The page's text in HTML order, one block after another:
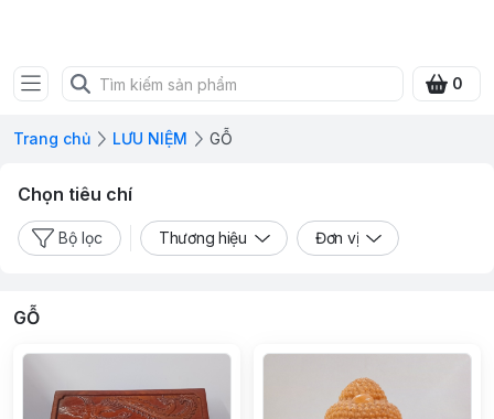
0
Trang chủ LƯU NIỆM GỖ
Chọn tiêu chí
Bộ lọc Thương hiệu Đơn vị
GỖ